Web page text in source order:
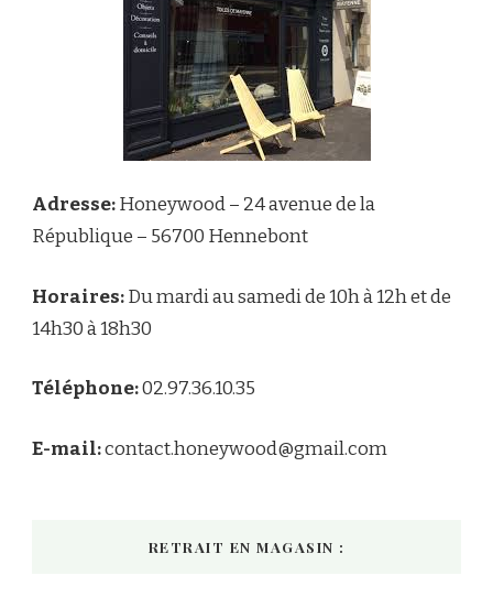
Adresse:Honeywood – 24 avenue de la
République – 56700 Hennebont
Horaires:Du mardi au samedi de 10h à 12h et de
14h30 à 18h30
Téléphone:02.97.36.10.35
E-mail:contact.honeywood@gmail.com
RETRAIT EN MAGASIN :